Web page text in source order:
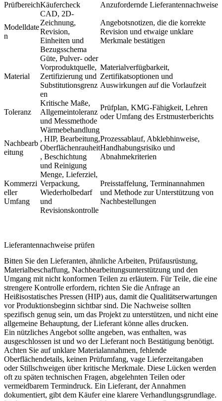
PrüfbereichKäufercheck Anzufordernde Lieferantennachweise
Modelldate
n
CAD, 2D-
Zeichnung,
Revision,
Einheiten und
Bezugsschema
Angebotsnotizen, die die korrekte
Revision und etwaige unklare
Merkmale bestätigen
Material
Güte, Pulver- oder
Vorproduktquelle,
Zertifizierung und
Substitutionsgrenz
en
Materialverfügbarkeit,
Zertifikatsoptionen und
Auswirkungen auf die Vorlaufzeit
Toleranz
Kritische Maße,
Allgemeintoleranz
und Messmethode
Prüfplan, KMG-Fähigkeit, Lehren
oder Umfang des Erstmusterberichts
Nachbearb
eitung
Wärmebehandlung
, HIP, Bearbeitung,
Oberflächenrauheit
, Beschichtung
und Reinigung
Prozessablauf, Abklebhinweise,
Handhabungsrisiko und
Abnahmekriterien
Kommerzi
eller
Umfang
Menge, Lieferziel,
Verpackung,
Wiederholbedarf
und
Revisionskontrolle
Preisstaffelung, Terminannahmen
und Methode zur Unterstützung von
Nachbestellungen
Lieferantennachweise prüfen
Bitten Sie den Lieferanten, ähnliche Arbeiten, Prüfausrüstung,
Materialbeschaffung, Nachbearbeitungsunterstützung und den
Umgang mit nicht konformen Teilen zu erläutern. Für Teile, die eine
strengere Kontrolle erfordern, richten Sie die Anfrage an
Heißisostatisches Pressen (HIP) aus, damit die Qualitätserwartungen
vor Produktionsbeginn sichtbar sind. Die Nachweise sollten
spezifisch genug sein, um das Projekt zu unterstützen, und nicht eine
allgemeine Behauptung, der Lieferant könne alles drucken.
Ein nützliches Angebot sollte angeben, was enthalten, was
ausgeschlossen ist und wo der Lieferant noch Bestätigung benötigt.
Achten Sie auf unklare Materialannahmen, fehlende
Oberflächendetails, keinen Prüfumfang, vage Lieferzeitangaben
oder Stillschweigen über kritische Merkmale. Diese Lücken werden
oft zu späten technischen Fragen, abgelehnten Teilen oder
vermeidbarem Termindruck. Ein Lieferant, der Annahmen
dokumentiert, gibt dem Käufer eine klarere Verhandlungsgrundlage.